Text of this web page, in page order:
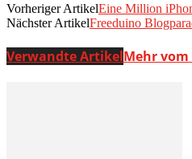
Vorheriger ArtikelEine Million
Nächster ArtikelFreeduino
Verwandte ArtikelMehr